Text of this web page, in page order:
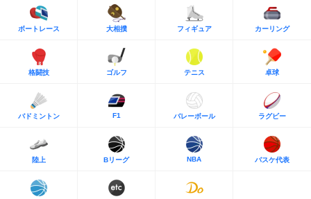
ボートレース 大相撲 フィギュア カーリング
格闘技 ゴルフ テニス 卓球
バドミントン F1 バレーボール ラグビー
陸上 Bリーグ NBA バスケ代表